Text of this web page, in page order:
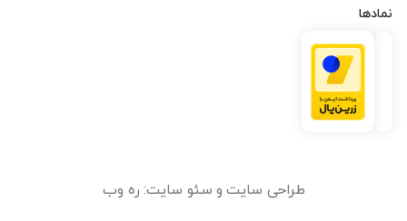
نمادها
طراحی سایت و سئو سایت: ره وب